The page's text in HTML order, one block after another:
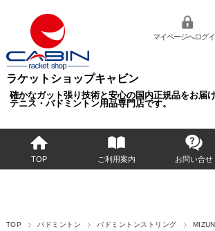
ラケットショップキャビン
確かなガット張り技術と安心の国内正規品をお届
テニス・バドミントン用品専門店です。
マイページへログ
TOP ご利用案内 お問い合せ
TOP バドミントン バドミントンストリング